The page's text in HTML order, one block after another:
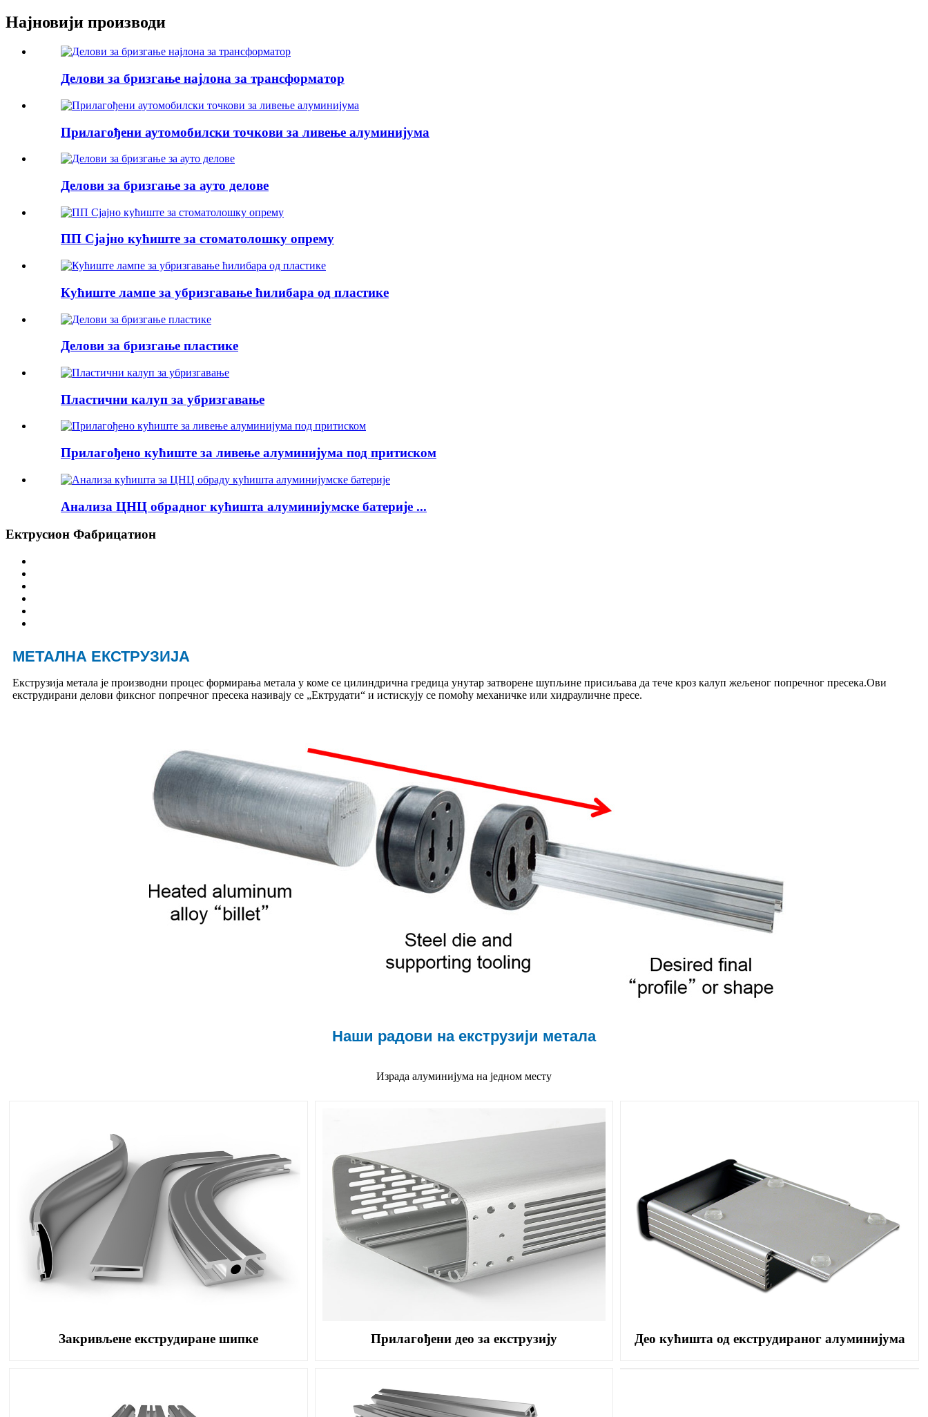
Најновији производи
Делови за бризгање најлона за трансформатор
Прилагођени аутомобилски точкови за ливење алуминијума
Делови за бризгање за ауто делове
ПП Сјајно кућиште за стоматолошку опрему
Кућиште лампе за убризгавање ћилибара од пластике
Делови за бризгање пластике
Пластични калуп за убризгавање
Прилагођено кућиште за ливење алуминијума под притиском
Анализа ЦНЦ обрадног кућишта алуминијумске батерије ...
Ектрусион Фабрицатион
МЕТАЛНА ЕКСТРУЗИЈА
Екструзија метала је производни процес формирања метала у коме се цилиндрична гредица унутар затворене шупљине присиљава да тече кроз калуп жељеног попречног пресека.Ови
екструдирани делови фиксног попречног пресека називају се „Ектрудати“ и истискују се помоћу механичке или хидрауличне пресе.
Наши радови на екструзији метала
Израда алуминијума на једном месту
Закривљене екструдиране шипке Прилагођени део за екструзију Део кућишта од екструдираног алуминијума